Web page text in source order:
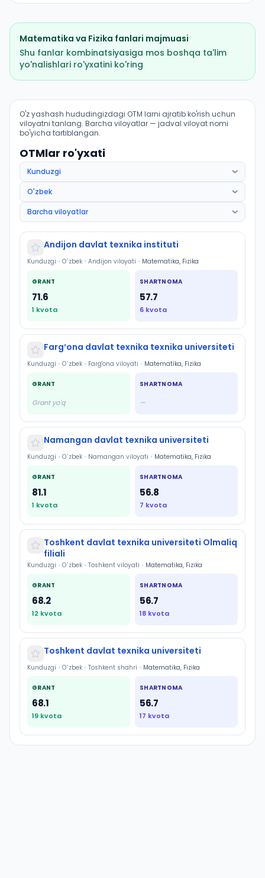
Matematika va Fizika fanlari majmuasi
Shu fanlar kombinatsiyasiga mos boshqa ta'lim
yo'nalishlari ro'yxatini ko'ring
Metallar texnologiyalari: OTM lar bo'yicha kirish
O'z yashash hududingizdagi OTM larni ajratib ko'rish uchun
viloyatni tanlang. Barcha viloyatlar — jadval viloyat nomi
bo'yicha tartiblangan.
OTMlar ro'yxati
Andijon davlat texnika instituti
Kunduzgi • O`zbek • Andijon viloyati • Matematika, Fizika
GRANT
71.6
1 kvota
SHARTNOMA
57.7
6 kvota
Farg‘ona davlat texnika texnika universiteti
Kunduzgi • O`zbek • Farg'ona viloyati • Matematika, Fizika
GRANT
Grant yo'q
SHARTNOMA
—
Namangan davlat texnika universiteti
Kunduzgi • O`zbek • Namangan viloyati • Matematika, Fizika
GRANT
81.1
1 kvota
SHARTNOMA
56.8
7 kvota
Toshkent davlat texnika universiteti Olmaliq
filiali
Kunduzgi • O`zbek • Toshkent viloyati • Matematika, Fizika
GRANT
68.2
12 kvota
SHARTNOMA
56.7
18 kvota
Toshkent davlat texnika universiteti
Kunduzgi • O`zbek • Toshkent shahri • Matematika, Fizika
GRANT
68.1
19 kvota
SHARTNOMA
56.7
17 kvota